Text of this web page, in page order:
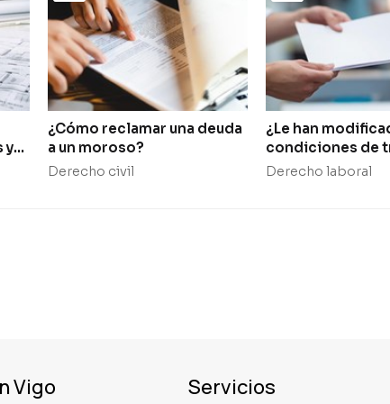
y
¿Cómo reclamar una deuda
a un moroso?
Derecho civil
¿Le han
condiciones de
Conozca sus
Derecho laboral
Vigo Servicios